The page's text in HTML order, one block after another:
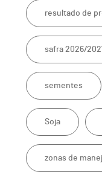
resultado de
safra 2026/
sementes
Soja
zonas de